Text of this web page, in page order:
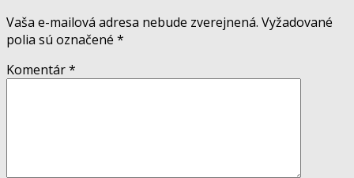
Vaša e-mailová adresa nebude zverejnená. Vyžadované
polia sú označené *
Komentár*